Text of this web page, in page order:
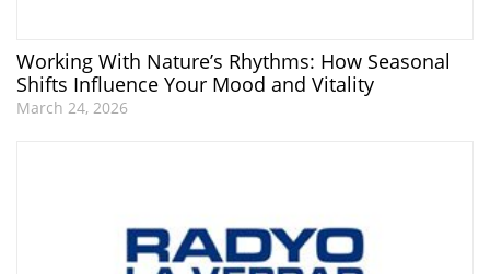
Working With Nature’s Rhythms: How Seasonal
Shifts Influence Your Mood and Vitality
March 24, 2026